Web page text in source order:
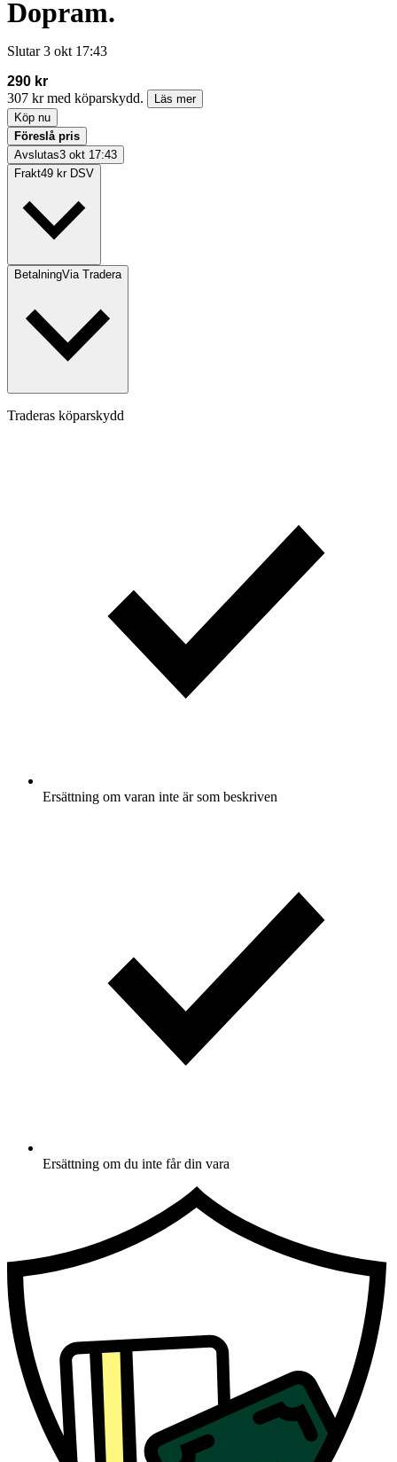
Dopram.
Slutar 3 okt 17:43
290 kr
307 kr med köparskydd.
Läs mer
Köp nu
Föreslå pris
Avslutas3 okt 17:43
Frakt49 kr DSV
BetalningVia Tradera
Traderas köparskydd
Ersättning om varan inte är som beskriven
Ersättning om du inte får din vara